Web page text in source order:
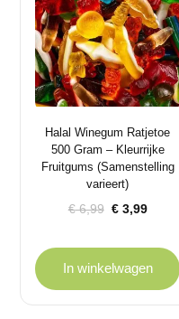
Halal Winegum Ratjetoe
500 Gram – Kleurrijke
Fruitgums (Samenstelling
varieert)
€6,99
Oorspronkelijke
was:
€ 6,99.
€3,99
Huidige
is:
€ 3,99.
In winkelwagen